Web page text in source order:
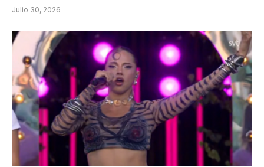
Julio 30, 2026